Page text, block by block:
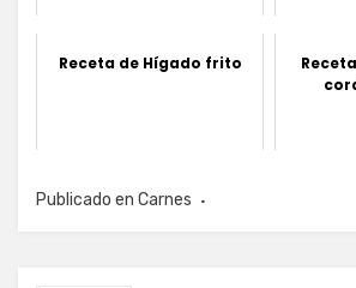
Receta de Hígado frito
Publicado en Carnes